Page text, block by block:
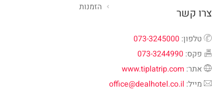
הזמנות
צרו קשר
טלפון: 073-3245000
פקס: 073-3244990
אתר: www.tiplatrip.com
מייל: office@dealhotel.co.il